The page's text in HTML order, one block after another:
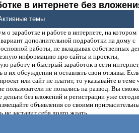
в интернете без
денег.
о заработке и работе в интернете, на котором
дополнительной подработки на дому с
работы, не вкладывая собственных
информацию про сайты и проекты,
работу и быстрый заработок в сети
в их обсуждении и оставлять свои отзывы.
или сайт не платит, то указывайте в теме
пользователи не попались на развод. Вы
деньги без вложений и регистрации уже
объявления со своими
заставит себя долго ждать.
темы